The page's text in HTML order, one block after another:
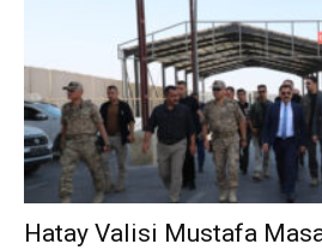
Hatay Valisi Mustafa